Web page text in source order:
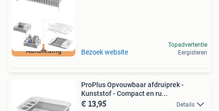
Aanbieding Bezoek website
Topadvertentie
Eergisteren
ProPlus Opvouwbaar afdruiprek -
Kunststof - Compact en ru...
€ 13,95 Details